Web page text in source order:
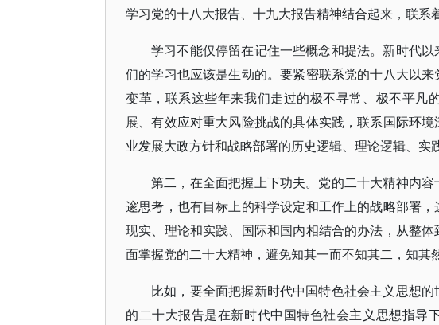
学习党的十八大报告、十九大报告精神结合起来，联系着
学习不能仅停留在记住一些概念和提法。新时代
们的学习也应该是生动的。要紧密联系党的十八大以
变革，联系这些年来我们走过的极不寻常、极不平凡
展、有效应对重大风险挑战的具体实践，联系国际环
业发展大政方针和战略部署的历史逻辑、理论逻辑、实
第二，在全面把握上下功夫。党的二十大精神内
邃思考，也有目标上的科学设定和工作上的战略部署
现实、理论和实践、国际和国内相结合的办法，从整
面掌握党的二十大精神，避免知其一而不知其二，知其
比如，要全面把握新时代中国特色社会主义思想
的二十大报告是在新时代中国特色社会主义思想指导